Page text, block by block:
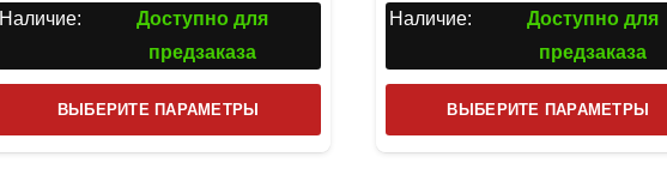
Наличие:
Доступно для
предзаказа
ВЫБЕРИТЕ ПАРАМЕТРЫ
товар
Наличие:
Доступно для
предзаказа
ВЫБЕРИТЕ ПАРАМЕТРЫ